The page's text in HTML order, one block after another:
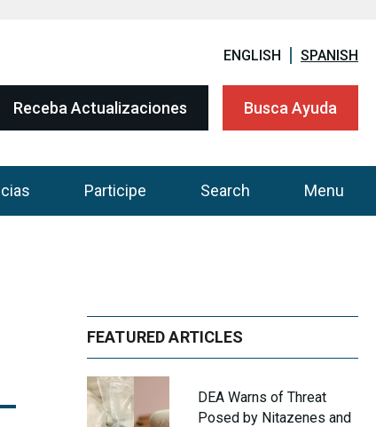
ENGLISH SPANISH
Receba Actualizaciones Busca Ayuda
Participe Search Menu
FEATURED ARTICLES
DEA Warns of Threat
Posed by Nitazenes and